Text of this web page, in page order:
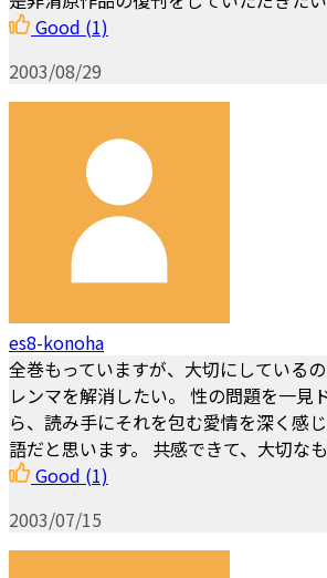
Good (1)
2003/08/29
es8-konoha
全巻もっていますが、大切にしている
レンマを解消したい。 性の問題を一見
ら、読み手にそれを包む愛情を深く感
語だと思います。 共感できて、大切な
Good (1)
2003/07/15